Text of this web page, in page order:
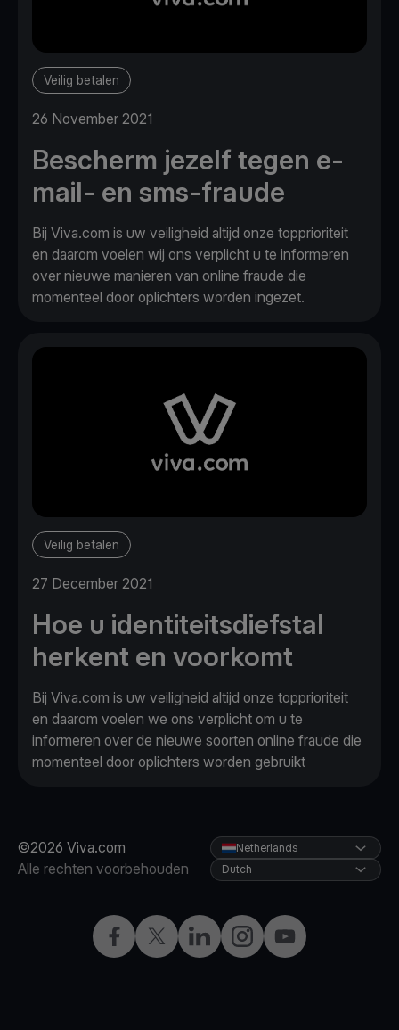
Veilig betalen
26 November 2021
Bescherm jezelf tegen e-
mail- en sms-fraude
Bij Viva.com is uw veiligheid altijd onze topprioriteit
en daarom voelen wij ons verplicht u te informeren
over nieuwe manieren van online fraude die
momenteel door oplichters worden ingezet.
Veilig betalen
27 December 2021
Hoe u identiteitsdiefstal
herkent en voorkomt
Bij Viva.com is uw veiligheid altijd onze topprioriteit
en daarom voelen we ons verplicht om u te
informeren over de nieuwe soorten online fraude die
momenteel door oplichters worden gebruikt
©2026 Viva.com
Alle rechten voorbehouden
FacebookTwitterLinkedInInstagramYouTube
Netherlands
Dutch